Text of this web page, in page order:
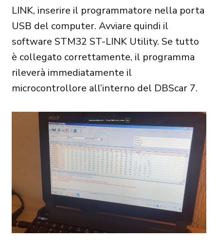
LINK, inserire il programmatore nella porta
USB del computer. Avviare quindi il
software STM32 ST-LINK Utility. Se tutto
è collegato correttamente, il programma
rileverà immediatamente il
microcontrollore all’interno del DBScar 7.